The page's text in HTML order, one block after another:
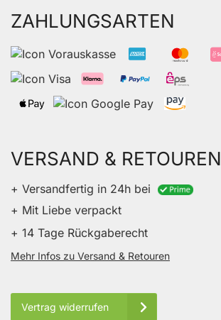
ZAHLUNGSARTEN
VERSAND & RETOUREN
+ Versandfertig in 24h bei
+ Mit Liebe verpackt
+ 14 Tage Rückgaberecht
Mehr Infos zu Versand & Retouren
Vertrag widerrufen